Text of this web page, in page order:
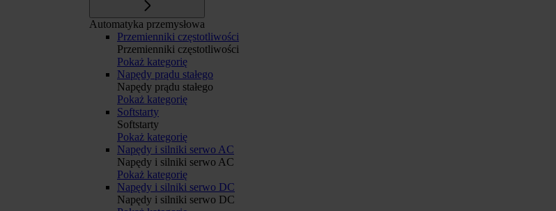
Automatyka przemysłowa
Przemienniki częstotliwości
Przemienniki częstotliwości
Pokaż kategorię
Napędy prądu stałego
Napędy prądu stałego
Pokaż kategorię
Softstarty
Softstarty
Pokaż kategorię
Napędy i silniki serwo AC
Napędy i silniki serwo AC
Pokaż kategorię
Napędy i silniki serwo DC
Napędy i silniki serwo DC